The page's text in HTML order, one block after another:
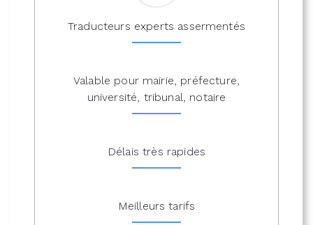
Traducteurs experts assermentés
Valable pour mairie, préfecture,
université, tribunal, notaire
Délais très rapides
Meilleurs tarifs